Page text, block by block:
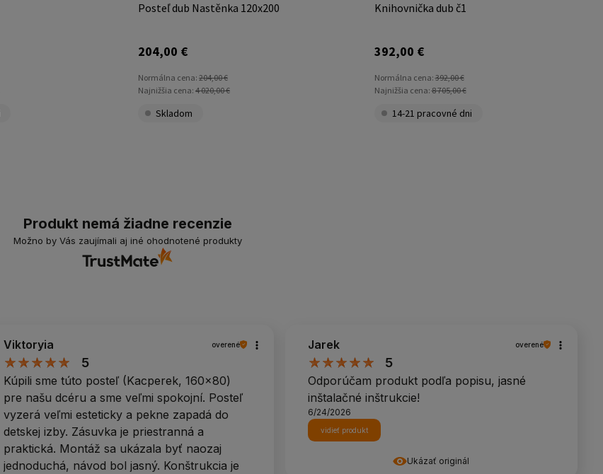
Produkt nemá žiadne recenzie
Možno by Vás zaujímali aj iné ohodnotené produkty
Viktoryia overené
5
Kúpili sme túto posteľ (Kacperek, 160x80)
pre našu dcéru a sme veľmi spokojní. Posteľ
vyzerá veľmi esteticky a pekne zapadá do
detskej izby. Zásuvka je priestranná a
praktická. Montáž sa ukázala byť naozaj
jednoduchá, návod bol jasný. Konštrukcia je
Ukázať originál
Jarek overené
5
Odporúčam produkt podľa popisu, jasné
inštalačné inštrukcie!
6/24/2026
vidieť produkt
Posteľ dub Nastěnka 120x200
204,00 €
Normálna cena: 204,00 €
Najnižšia cena: 4 020,00 €
Skladom
Knihovnička dub č1
392,00 €
Normálna cena:392,00 €
Najnižšia cena:8 705,00 €
14-21 pracovné dni